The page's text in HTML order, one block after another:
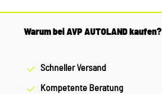
Warum bei AVP AUTOLAND kaufen?
Schneller Versand
Kompetente Beratung